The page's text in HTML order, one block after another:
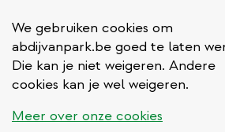
We gebruiken cookies om
abdijvanpark.be goed te laten
Die kan je niet weigeren. Andere
cookies kan je wel weigeren.
Meer over onze cookies